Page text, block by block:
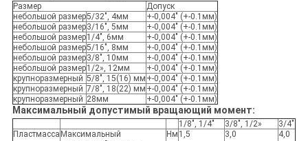
Размер
Допуск
небольшой размер5/32", 4мм
+-0,004" (+-0.1мм)
небольшой размер3/16", 5мм
+-0,004" (+-0.1мм)
небольшой размер1/4", 6мм
+-0,004" (+-0.1мм)
небольшой размер5/16", 8мм
+-0,004" (+-0.1мм)
небольшой размер3/8", 10мм
+-0,004" (+-0.1мм)
небольшой размер1/2», 12мм
+-0,004" (+-0.1мм)
крупноразмерный 5/8", 15(16) мм +-0,004" (+-0.1мм)
крупноразмерный 7/8", 18(22) мм +-0,004" (+-0.1мм)
крупноразмерный 28мм +-0,004" (+-0.1мм)
Максимальный допустимый вращающий момент:
1/8", 1/4" 3/8", 1/2»
3/4"
Пластмасса Максимальный
Нм 1,5 3,0 4,0